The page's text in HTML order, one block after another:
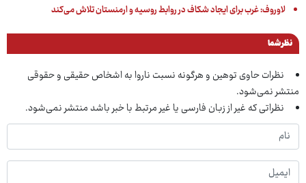
لاوروف: غرب برای ایجاد شکاف در روابط روسیه و ارمنستان تلاش می‌کند
نظر شما
نظرات حاوی توهین و هرگونه نسبت ناروا به اشخاص حقیقی و حقوقی
منتشر نمی‌شود.
نظراتی که غیر از زبان فارسی یا غیر مرتبط با خبر باشد منتشر نمی‌شود.